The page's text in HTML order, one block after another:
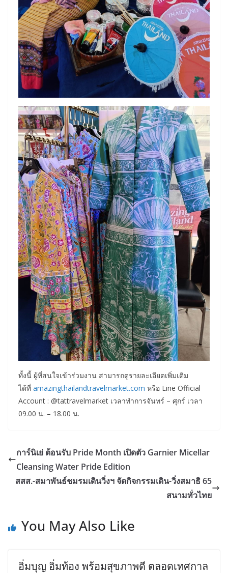
ทั้งนี้ ผู้ที่สนใจเข้าร่วมงาน สามารถดูรายละเอียดเพิ่มเติม
ได้ที่ amazingthailandtravelmarket.com หรือ Line Official
Account : @tattravelmarket เวลาทำการจันทร์ – ศุกร์ เวลา
09.00 น. – 18.00 น.
การ์นิเย่ ต้อนรับ Pride Month เปิดตัว Garnier Micellar
Cleansing Water Pride Edition
สสส.-สมาพันธ์ชมรมเดินวิ่งฯ จัดกิจกรรมเดิน-วิ่งสมาธิ 65
สนามทั่วไทย
You May Also Like
อิ่มบุญ อิ่มท้อง พร้อมสุขภาพดี ตลอดเทศกาล